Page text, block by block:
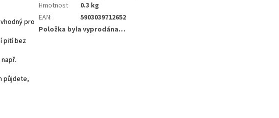
pro
pití bez
půjdete,
Hmotnost:
0.3 kg
EAN:
5903039712652
Položka byla vyprodána…